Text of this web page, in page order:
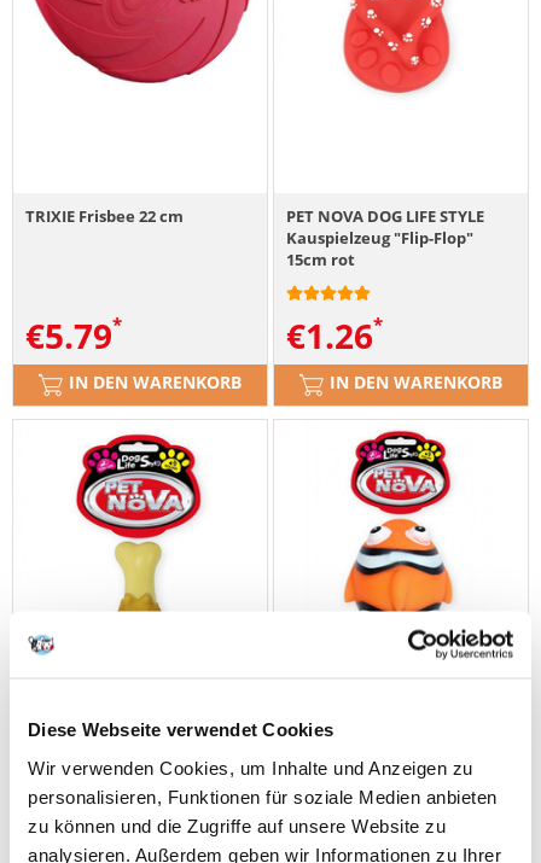
Diese Webseite verwendet Cookies
Wir verwenden Cookies, um Inhalte und Anzeigen zu
personalisieren, Funktionen für soziale Medien anbieten
zu können und die Zugriffe auf unsere Website zu
analysieren. Außerdem geben wir Informationen zu Ihrer
TRIXIE Frisbee 22 cm
€5.79
IN DEN WARENKORB
PET NOVA DOG LIFE STYLE
Kauspielzeug "Flip-Flop"
15cm rot
€1.26
IN DEN WARENKORB
PET NOVA DOG LIFE STYLE
Kauspielzeug Hühnerbein
PET NOVA DOG LIFE STYLE